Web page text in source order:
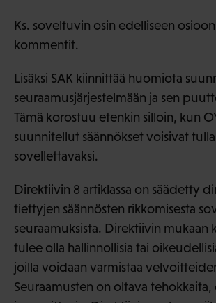
Ks. soveltuvin osin edelliseen
kommentit.
Lisäksi SAK kiinnittää huomiota
seuraamusjärjestelmään ja sen
Tämä korostuu etenkin silloin, kun
suunnitellut säännökset voisivat tulla
sovellettavaksi.
Direktiivin 8 artiklassa on säädetty
tiettyjen säännösten rikkomisesta
seuraamuksista. Direktiivin mukaan
tulee olla hallinnollisia tai
joilla voidaan varmistaa
Seuraamusten on oltava tehokkaita,